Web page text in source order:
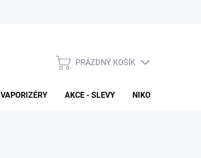
NÁKUPNÍ
PRÁZDNÝ KOŠÍK
VAPORIZÉRY AKCE - SLEVY NIKOTINOVÉ